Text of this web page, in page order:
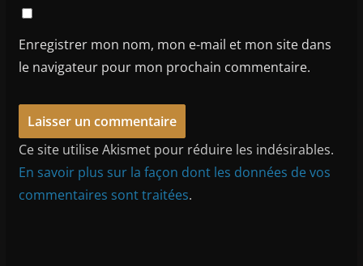
Enregistrer mon nom, mon e-mail et mon site dans
le navigateur pour mon prochain commentaire.
Ce site utilise Akismet pour réduire les indésirables.
En savoir plus sur la façon dont les données de vos
commentaires sont traitées.